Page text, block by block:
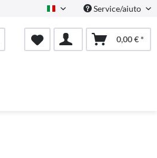
ItalienischService/aiuto
0,00 € *